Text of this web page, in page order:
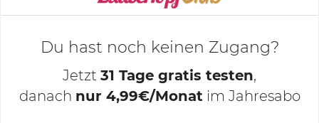
Deine Notizen
Du hast noch keinen Zugang?
Jetzt 31 Tage gratis testen,
danach nur 4,99€/Monat im Jahresabo